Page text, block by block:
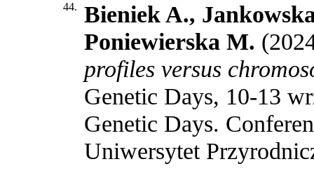
44.
Bieniek A.,
Poniewierska M.
profiles versus
Genetic Days, 10-13
Genetic Days.
Uniwersytet